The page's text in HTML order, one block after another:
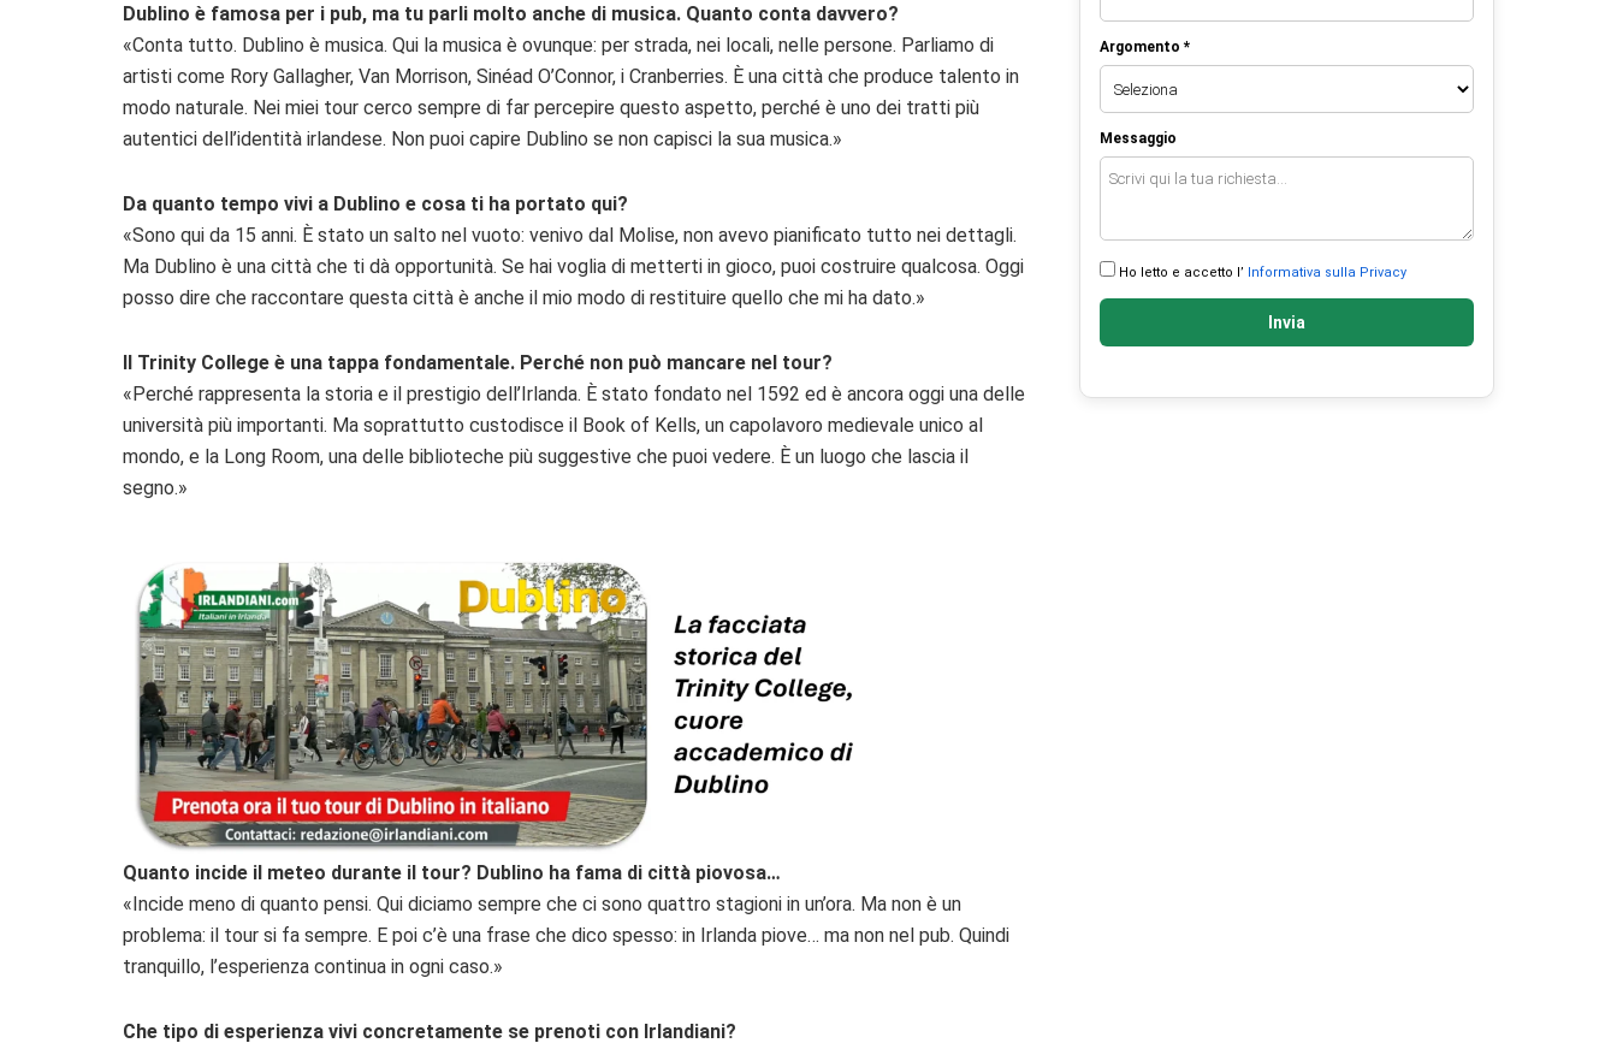
Dublino è famosa per i pub, ma tu parli molto anche di musica. Quanto conta davvero?
«Conta tutto. Dublino è musica. Qui la musica è ovunque: per strada, nei locali, nelle persone. Parliamo di
artisti come Rory Gallagher, Van Morrison, Sinéad O’Connor, i Cranberries. È una città che produce talento in
modo naturale. Nei miei tour cerco sempre di far percepire questo aspetto, perché è uno dei tratti più
autentici dell’identità irlandese. Non puoi capire Dublino se non capisci la sua musica.»
Da quanto tempo vivi a Dublino e cosa ti ha portato qui?
«Sono qui da 15 anni. È stato un salto nel vuoto: venivo dal Molise, non avevo pianificato tutto nei dettagli.
Ma Dublino è una città che ti dà opportunità. Se hai voglia di metterti in gioco, puoi costruire qualcosa. Oggi
posso dire che raccontare questa città è anche il mio modo di restituire quello che mi ha dato.»
Il Trinity College è una tappa fondamentale. Perché non può mancare nel tour?
«Perché rappresenta la storia e il prestigio dell’Irlanda. È stato fondato nel 1592 ed è ancora oggi una delle
università più importanti. Ma soprattutto custodisce il Book of Kells, un capolavoro medievale unico al
mondo, e la Long Room, una delle biblioteche più suggestive che puoi vedere. È un luogo che lascia il
segno.»
Quanto incide il meteo durante il tour? Dublino ha fama di città piovosa…
«Incide meno di quanto pensi. Qui diciamo sempre che ci sono quattro stagioni in un’ora. Ma non è un
problema: il tour si fa sempre. E poi c’è una frase che dico spesso: in Irlanda piove… ma non nel pub. Quindi
tranquillo, l’esperienza continua in ogni caso.»
Che tipo di esperienza vivi concretamente se prenoti con Irlandiani?
Argomento *
Messaggio
Ho letto e accetto l’ Informativa sulla Privacy
Invia